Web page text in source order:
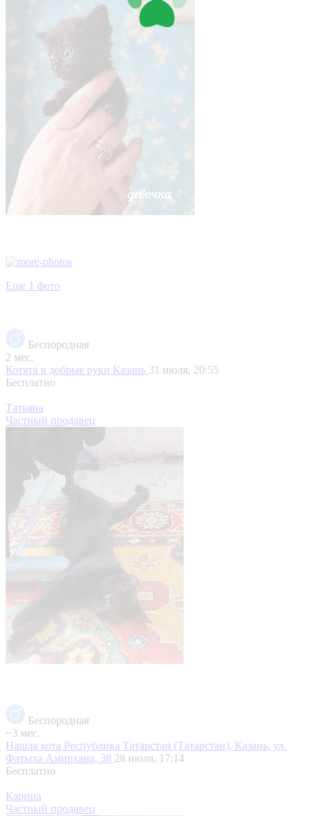
Еще 1 фото
Беспородная
2 мес.
Котята в добрые руки Казань 31 июля, 20:55
Бесплатно
Татьяна
Частный продавец
Беспородная
~3 мес.
Нашла кота Республика Татарстан (Татарстан), Казань, ул.
Фатыха Амирхана, 38 28 июля, 17:14
Бесплатно
Карина
Частный продавец